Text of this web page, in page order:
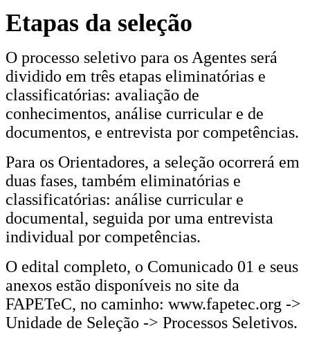
Etapas da seleção
O processo seletivo para os Agentes será
dividido em três etapas eliminatórias e
classificatórias: avaliação de
conhecimentos, análise curricular e de
documentos, e entrevista por competências.
Para os Orientadores, a seleção ocorrerá em
duas fases, também eliminatórias e
classificatórias: análise curricular e
documental, seguida por uma entrevista
individual por competências.
O edital completo, o Comunicado 01 e seus
anexos estão disponíveis no site da
FAPETeC, no caminho: www.fapetec.org ->
Unidade de Seleção -> Processos Seletivos.